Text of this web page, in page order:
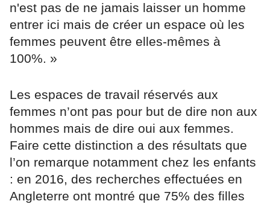
n'est pas de ne jamais laisser un homme
entrer ici mais de créer un espace où les
femmes peuvent être elles-mêmes à
100%. »
Les espaces de travail réservés aux
femmes n’ont pas pour but de dire non aux
hommes mais de dire oui aux femmes.
Faire cette distinction a des résultats que
l’on remarque notamment chez les enfants
: en 2016, des recherches effectuées en
Angleterre ont montré que 75% des filles